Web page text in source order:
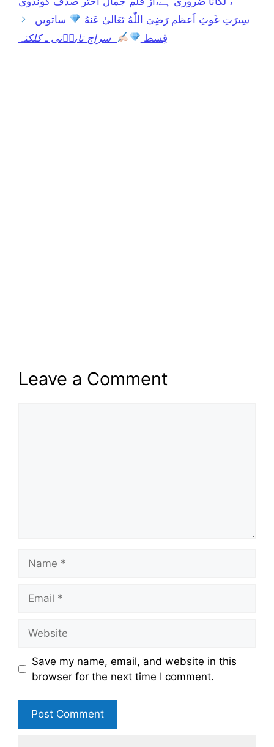
سِيرَتِ غَوثِ اَعظم رَضِىَ اللّٰهُ تَعَالىٰ عَنهُ
ساتویں
قِسط
سراج تاباؔنی ـ کلکتہ
Leave a Comment
Save my name, email, and website in this
browser for the next time I comment.